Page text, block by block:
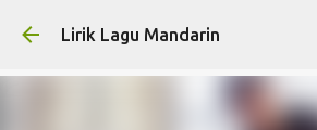
Skip to main content
Lirik Lagu Mandarin